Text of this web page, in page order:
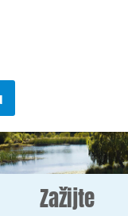
Zažijte